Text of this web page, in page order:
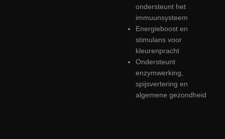
ondersteunt het
immuunsysteem
Energieboost en
stimulans voor
kleurenpracht
Ondersteunt
enzymwerking,
spijsvertering en
algemene gezondheid